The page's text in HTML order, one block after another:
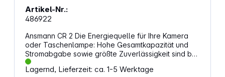
Artikel-Nr.:
486922
Ansmann CR 2 Die Energiequelle für Ihre Kamera
oder Taschenlampe: Hohe Gesamtkapazität und
Stromabgabe sowie größte Zuverlässigkeit sind bei
dieser Batterie selbstverständlich- Für
Spiegelreflex- und Kompaktkameras sowie
Lagernd, Lieferzeit: ca. 1-5 Werktage